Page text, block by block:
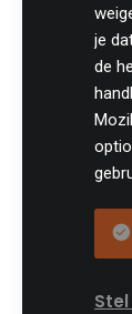
je
de
Volg ons
©